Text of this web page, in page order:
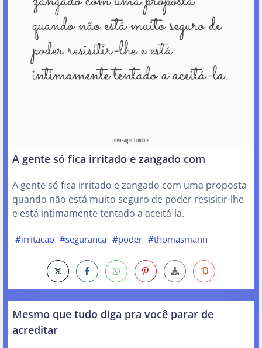
A gente só fica irritado e zangado com
A gente só fica irritado e zangado com uma proposta
quando não está muito seguro de poder resisitir-lhe
e está intimamente tentado a aceitá-la.
#irritacao #seguranca #poder #thomasmann
Mesmo que tudo diga pra você parar de
acreditar